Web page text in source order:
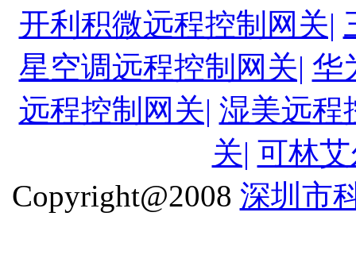
开利积微远程控制网关|
星空调远程控制网关| 华
远程控制网关| 湿美远程
关| 可林
Copyright@2008 深圳市